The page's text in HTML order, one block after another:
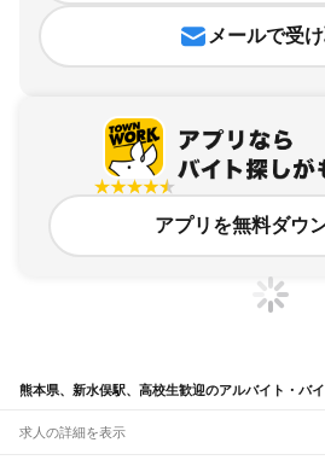
メールで受
アプリを無料ダウ
熊本県、新水俣駅、高校生歓迎のアルバイト・バ
求人の詳細を表示